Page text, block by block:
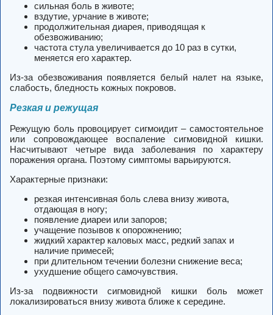
сильная боль в животе;
вздутие, урчание в животе;
продолжительная диарея, приводящая к
обезвоживанию;
частота стула увеличивается до 10 раз в сутки,
меняется его характер.
Из-за обезвоживания появляется белый налет на языке,
слабость, бледность кожных покровов.
Резкая и режущая
Режущую боль провоцирует сигмоидит – самостоятельное
или сопровождающее воспаление сигмовидной кишки.
Насчитывают четыре вида заболевания по характеру
поражения органа. Поэтому симптомы варьируются.
Характерные признаки:
резкая интенсивная боль слева внизу живота,
отдающая в ногу;
появление диареи или запоров;
учащение позывов к опорожнению;
жидкий характер каловых масс, редкий запах и
наличие примесей;
при длительном течении болезни снижение веса;
ухудшение общего самочувствия.
Из-за подвижности сигмовидной кишки боль может
локализироваться внизу живота ближе к середине.